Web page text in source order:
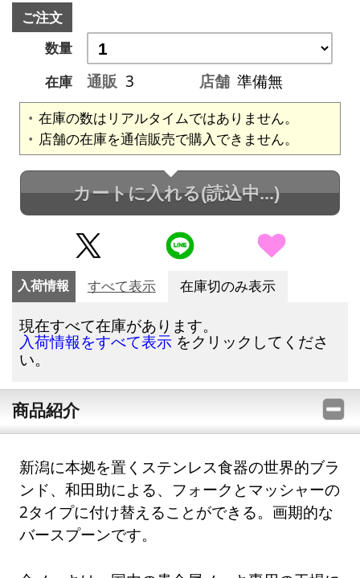
ご注文
数量
在庫
通販 3 店舗 準備無
在庫の数はリアルタイムではありません。
店舗の在庫を通信販売で購入できません。
カートに入れる(読込中...)
入荷情報 すべて表示 在庫切のみ表示
現在すべて在庫があります。
入荷情報をすべて表示 をクリックしてくださ
い。
商品紹介
新潟に本拠を置くステンレス食器の世界的ブラ
ンド、和田助による、フォークとマッシャーの
2タイプに付け替えることができる。画期的な
バースプーンです。